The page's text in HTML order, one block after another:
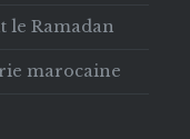
le Ramadan
marocaine